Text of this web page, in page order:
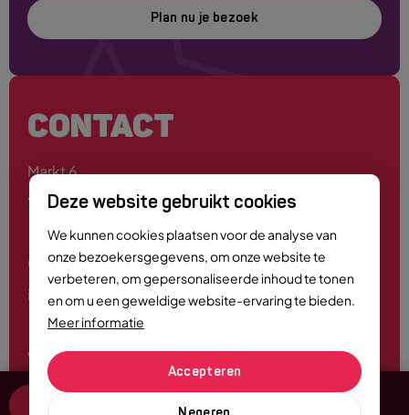
Deze website gebruikt cookies
We kunnen cookies plaatsen voor de analyse van
onze bezoekersgegevens, om onze website te
verbeteren, om gepersonaliseerde inhoud te tonen
en om u een geweldige website-ervaring te bieden.
Meer informatie
Accepteren
Plan nu je bezoek
CONTACT
Markt 6
4701 PE Roosendaal
0165 - 55 44 00
info@roosendaalcitymarketing.nl
Volg ons